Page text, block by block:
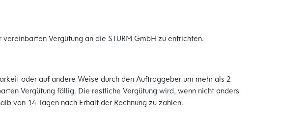
Vergütung an die STURM GmbH zu entrichten.
oder auf andere Weise durch den Auftraggeber um mehr als 2
Vergütung fällig. Die restliche Vergütung wird, wenn nicht anders
von 14 Tagen nach Erhalt der Rechnung zu zahlen.